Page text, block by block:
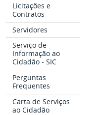
Licitações e
Contratos
Servidores
Serviço de
Informação ao
Cidadão - SIC
Perguntas
Frequentes
Carta de Serviços
ao Cidadão